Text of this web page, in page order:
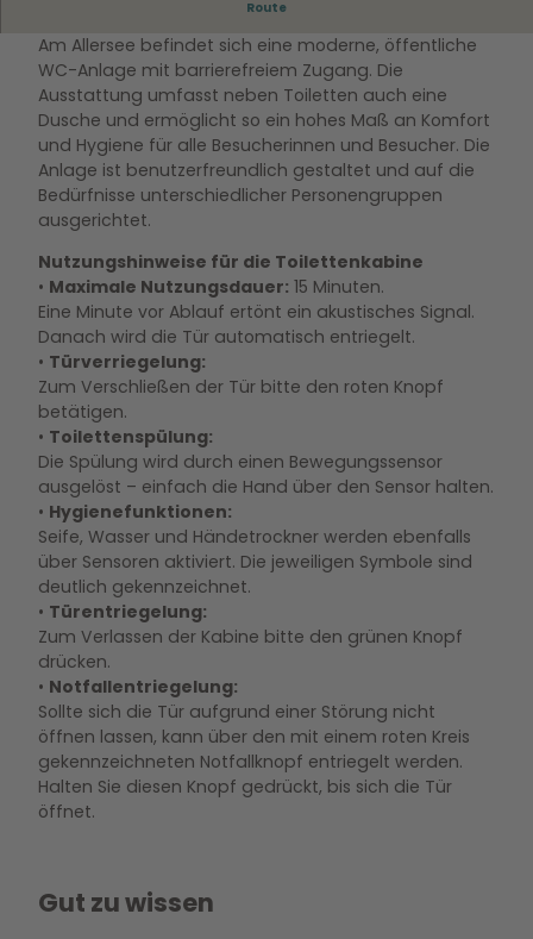
e
(
1
2
)
(
1
)
j
p
g
Route
Am Allersee befindet sich eine moderne, öffentliche
WC-Anlage mit barrierefreiem Zugang. Die
Ausstattung umfasst neben Toiletten auch eine
Dusche und ermöglicht so ein hohes Maß an Komfort
und Hygiene für alle Besucherinnen und Besucher. Die
Anlage ist benutzerfreundlich gestaltet und auf die
Bedürfnisse unterschiedlicher Personengruppen
ausgerichtet.
Nutzungshinweise für die Toilettenkabine
• Maximale Nutzungsdauer: 15 Minuten.
Eine Minute vor Ablauf ertönt ein akustisches Signal.
Danach wird die Tür automatisch entriegelt.
• Türverriegelung:
Zum Verschließen der Tür bitte den roten Knopf
betätigen.
• Toilettenspülung:
Die Spülung wird durch einen Bewegungssensor
ausgelöst – einfach die Hand über den Sensor halten.
• Hygienefunktionen:
Seife, Wasser und Händetrockner werden ebenfalls
über Sensoren aktiviert. Die jeweiligen Symbole sind
deutlich gekennzeichnet.
• Türentriegelung:
Zum Verlassen der Kabine bitte den grünen Knopf
drücken.
• Notfallentriegelung:
Sollte sich die Tür aufgrund einer Störung nicht
öffnen lassen, kann über den mit einem roten Kreis
gekennzeichneten Notfallknopf entriegelt werden.
Halten Sie diesen Knopf gedrückt, bis sich die Tür
öffnet.
Gut zu wissen